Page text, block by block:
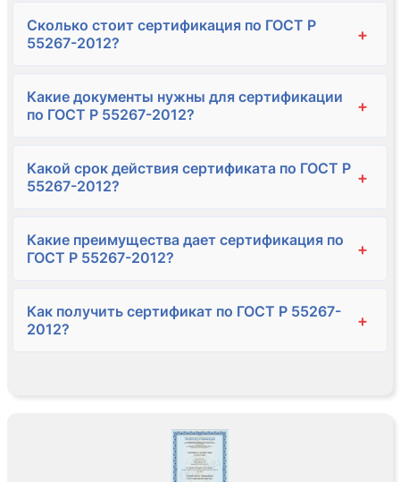
Сколько стоит сертификация по ГОСТ Р
55267-2012?
+
Какие документы нужны для сертификации
по ГОСТ Р 55267-2012?
+
Какой срок действия сертификата по ГОСТ Р
55267-2012?
+
Какие преимущества дает сертификация по
ГОСТ Р 55267-2012?
+
Как получить сертификат по ГОСТ Р 55267-
2012?
+